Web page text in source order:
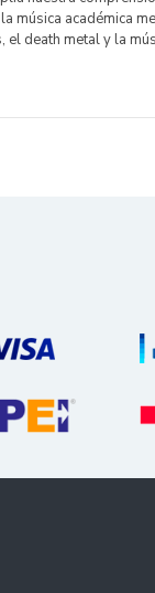
académica
death metal y la